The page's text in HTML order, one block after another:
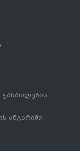
ანგარიში